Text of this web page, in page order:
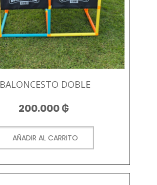
BALONCESTO DOBLE
200.000₲
AÑADIR AL CARRITO